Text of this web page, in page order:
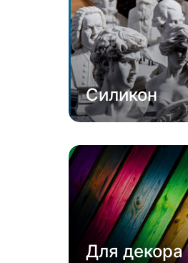
Силикон
Для декора